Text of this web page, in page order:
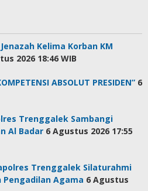
Kelima Korban KM
2026 18:46 WIB
ABSOLUT PRESIDEN” 6
Trenggalek Sambangi
Al Badar 6 Agustus 2026 17:55
Trenggalek Silaturahmi
Agama 6 Agustus